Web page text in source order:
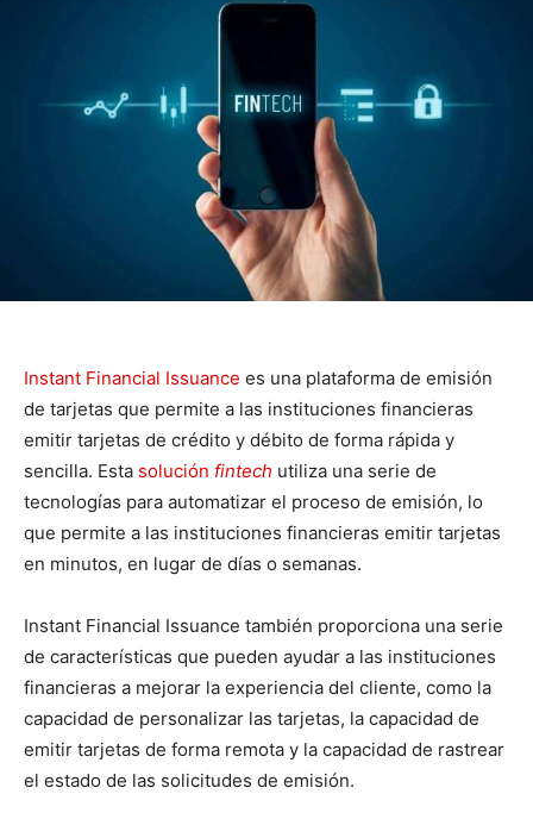
Instant Financial Issuance es una plataforma de emisión
de tarjetas que permite a las instituciones financieras
emitir tarjetas de crédito y débito de forma rápida y
sencilla. Esta solución fintech utiliza una serie de
tecnologías para automatizar el proceso de emisión, lo
que permite a las instituciones financieras emitir tarjetas
en minutos, en lugar de días o semanas.
Instant Financial Issuance también proporciona una serie
de características que pueden ayudar a las instituciones
financieras a mejorar la experiencia del cliente, como la
capacidad de personalizar las tarjetas, la capacidad de
emitir tarjetas de forma remota y la capacidad de rastrear
el estado de las solicitudes de emisión.